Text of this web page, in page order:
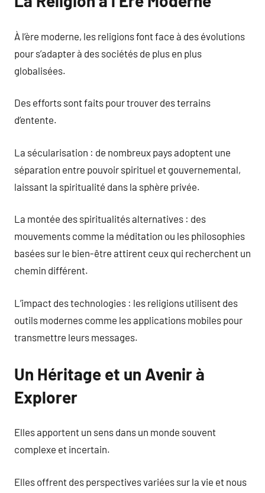
À l’ère moderne, les religions font face à des évolutions
pour s’adapter à des sociétés de plus en plus
globalisées.
Des efforts sont faits pour trouver des terrains
d’entente.
La sécularisation : de nombreux pays adoptent une
séparation entre pouvoir spirituel et gouvernemental,
laissant la spiritualité dans la sphère privée.
La montée des spiritualités alternatives : des
mouvements comme la méditation ou les philosophies
basées sur le bien-être attirent ceux qui recherchent un
chemin différent.
L’impact des technologies : les religions utilisent des
outils modernes comme les applications mobiles pour
transmettre leurs messages.
Un Héritage et un Avenir à
Explorer
Elles apportent un sens dans un monde souvent
complexe et incertain.
Elles offrent des perspectives variées sur la vie et nous